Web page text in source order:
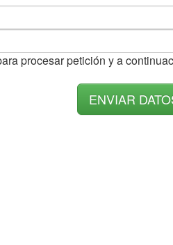
procesar petición y a